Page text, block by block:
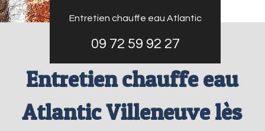
Entretien chauffe eau Atlantic
09 72 59 92 27
Entretien chauffe eau
Atlantic Villeneuve lès